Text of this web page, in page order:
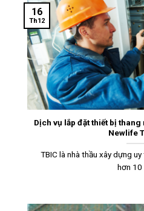
Dịch vụ lắp đặt thiết bị
Newlife
TBIC là nhà thầu xây dựng
hơn 10
16
Th12